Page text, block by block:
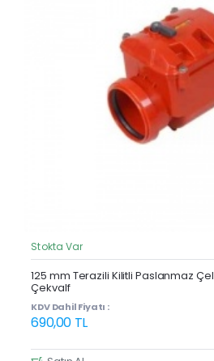
Stokta Var
125 mm Terazili Kilitli Paslanmaz
Çekvalf
KDV Dahil Fiyatı :
690,00 TL